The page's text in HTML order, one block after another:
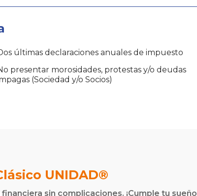
últimas declaraciones anuales de impuesto
presentar morosidades, protestas y/o deudas
(Sociedad y/o Socios)
UNIDAD®
sin complicaciones. ¡Cumple tu sueño